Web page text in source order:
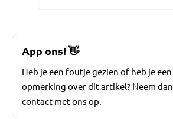
App ons!👋
Heb je een foutje gezien of heb je een
opmerking over dit artikel? Neem dan
contact met ons op.